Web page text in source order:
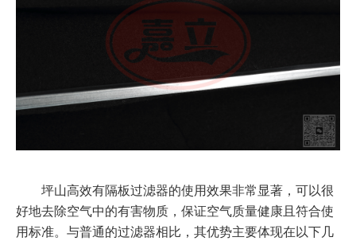
坪山高效有隔板过滤器的使用效果非常显著，可以很
好地去除空气中的有害物质，保证空气质量健康且符合使
用标准。与普通的过滤器相比，其优势主要体现在以下几